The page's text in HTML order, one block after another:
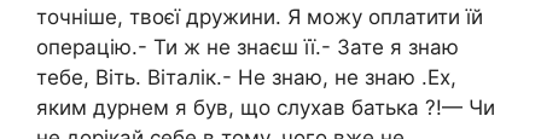
точніше, твоєї дружини. Я можу оплатити їй
операцію.- Ти ж не знаєш її.- Зате я знаю
тебе, Віть. Віталік.- Не знаю, не знаю .Ех,
яким дурнем я був, що слухав батька ?!— Чи